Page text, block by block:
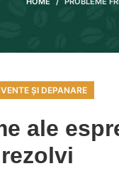
ȘI DEPANARE
ale